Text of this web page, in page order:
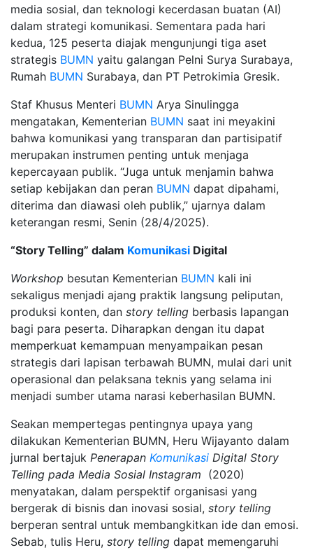
media sosial, dan teknologi kecerdasan buatan (AI)
dalam strategi komunikasi. Sementara pada hari
kedua, 125 peserta diajak mengunjungi tiga aset
strategis BUMN yaitu galangan Pelni Surya Surabaya,
Rumah BUMN Surabaya, dan PT Petrokimia Gresik.
Staf Khusus Menteri BUMN Arya Sinulingga
mengatakan, Kementerian BUMN saat ini meyakini
bahwa komunikasi yang transparan dan partisipatif
merupakan instrumen penting untuk menjaga
kepercayaan publik. “Juga untuk menjamin bahwa
setiap kebijakan dan peran BUMN dapat dipahami,
diterima dan diawasi oleh publik,” ujarnya dalam
keterangan resmi, Senin (28/4/2025).
“Story Telling” dalam Komunikasi Digital
Workshop besutan Kementerian BUMN kali ini
sekaligus menjadi ajang praktik langsung peliputan,
produksi konten, dan story telling berbasis lapangan
bagi para peserta. Diharapkan dengan itu dapat
memperkuat kemampuan menyampaikan pesan
strategis dari lapisan terbawah BUMN, mulai dari unit
operasional dan pelaksana teknis yang selama ini
menjadi sumber utama narasi keberhasilan BUMN.
Seakan mempertegas pentingnya upaya yang
dilakukan Kementerian BUMN, Heru Wijayanto dalam
jurnal bertajuk Penerapan Komunikasi Digital Story
Telling pada Media Sosial Instagram (2020)
menyatakan, dalam perspektif organisasi yang
bergerak di bisnis dan inovasi sosial, story telling
berperan sentral untuk membangkitkan ide dan emosi.
Sebab, tulis Heru, story telling dapat memengaruhi